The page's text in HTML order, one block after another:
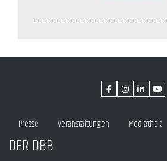
Presse Veranstaltungen Mediathek
DER DBB